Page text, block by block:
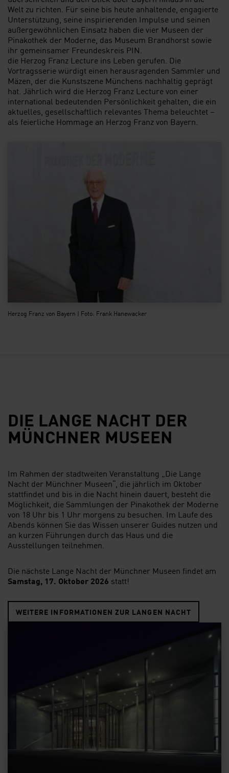
Welt zu richten. Für seine bis heute anhaltende, engagierte
Unterstützung, seine inspirierenden Impulse und seinen
außergewöhnlichen Einsatz haben die vier Museen der
Pinakothek der Moderne, das Museum Brandhorst sowie
ihr gemeinsamer Freundeskreis PIN.
die Herzog Franz Lecture ins Leben gerufen. Die
Vortragsserie würdigt einen herausragenden Sammler und
Mäzen, der die Kunstszene Münchens nachhaltig geprägt
hat. Jährlich wird die Herzog Franz Lecturevon einer
international bedeutenden Persönlichkeit gehalten, die ein
aktuelles, gesellschaftlich relevantes Thema beleuchtet –
als feierliche Hommage an Herzog Franzvon Bayern.
Herzog Franz von Bayern | Foto: Frank Hanewacker
DIE LANGE NACHT DER
MÜNCHNER MUSEEN
Im Rahmen der stadtweiten Veranstaltung „Die Lange
Nacht der Münchner Museen“, die jährlich im Oktober
stattfindet und bis in die Nacht hinein dauert, besteht die
Möglichkeit, die Sammlungen der Pinakothek der Moderne
von 18 Uhr bis 1 Uhr morgens zu besuchen. Im Laufe des
Abends können Sie das Wissen unserer Guides nutzen und
an kurzen Führungen durch das Haus und die
Ausstellungen teilnehmen.
Die nächste Lange Nacht der Münchner Museen findet am
Samstag, 17. Oktober 2026 statt!
WEITERE INFORMATIONEN ZUR LANGEN NACHT